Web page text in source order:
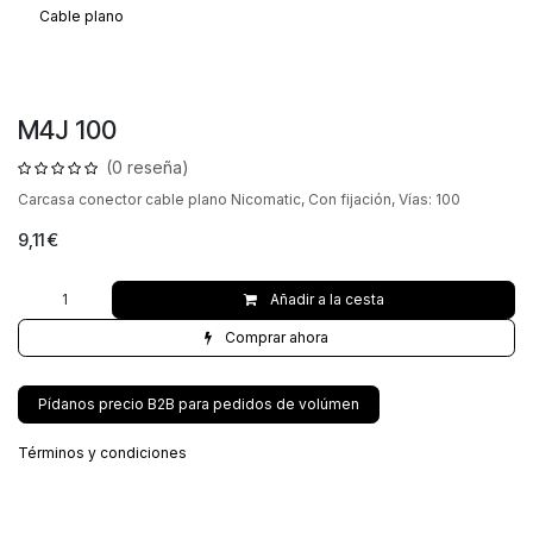
Cable plano
M4J 100
(0 reseña)
Carcasa conector cable plano Nicomatic, Con fijación, Vías: 100
9,11€
Añadir a la cesta
Comprar ahora
Pídanos precio B2B para pedidos de volúmen
Términos y condiciones